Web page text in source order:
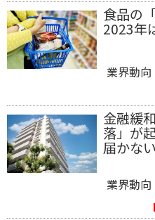
食品の
2023年
業界動向
金融緩
落」が
届かない
業界動向